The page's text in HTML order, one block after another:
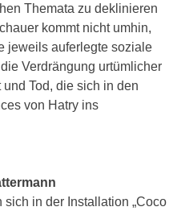
Themata zu deklinieren
kommt nicht umhin,
jeweils auferlegte soziale
Verdrängung urtümlicher
Tod, die sich in den
von Hatry ins
in der Installation „Coco